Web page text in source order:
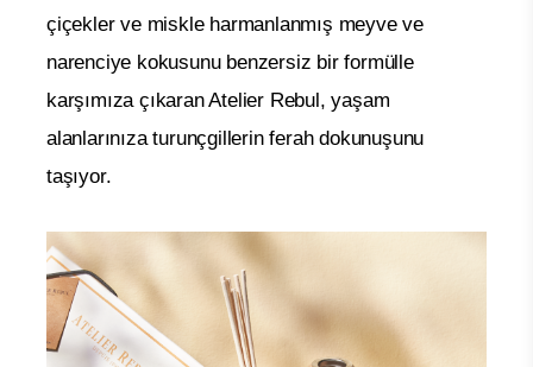
çiçekler ve miskle harmanlanmış meyve ve
narenciye kokusunu benzersiz bir formülle
karşımıza çıkaran Atelier Rebul, yaşam
alanlarınıza turunçgillerin ferah dokunuşunu
taşıyor.